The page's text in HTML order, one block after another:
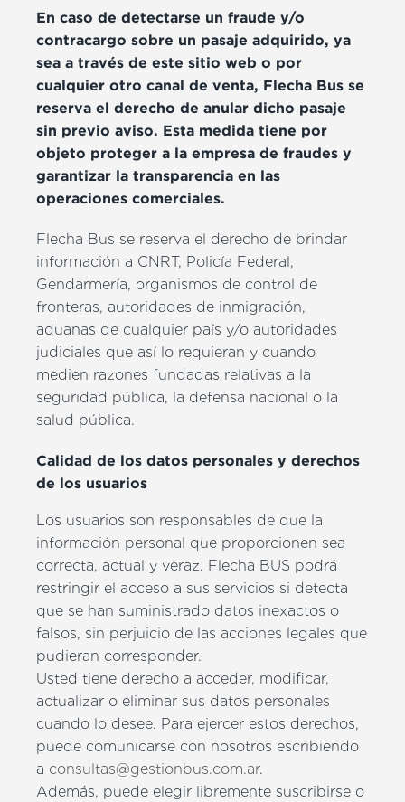
En caso de detectarse un fraude y/o
contracargo sobre un pasaje adquirido, ya
sea a través de este sitio web o por
cualquier otro canal de venta, Flecha Bus se
reserva el derecho de anular dicho pasaje
sin previo aviso. Esta medida tiene por
objeto proteger a la empresa de fraudes y
garantizar la transparencia en las
operaciones comerciales.
Flecha Bus se reserva el derecho de brindar
información a CNRT, Policía Federal,
Gendarmería, organismos de control de
fronteras, autoridades de inmigración,
aduanas de cualquier país y/o autoridades
judiciales que así lo requieran y cuando
medien razones fundadas relativas a la
seguridad pública, la defensa nacional o la
salud pública.
Calidad de los datos personales y derechos
de los usuarios
Los usuarios son responsables de que la
información personal que proporcionen sea
correcta, actual y veraz. Flecha BUS podrá
restringir el acceso a sus servicios si detecta
que se han suministrado datos inexactos o
falsos, sin perjuicio de las acciones legales que
pudieran corresponder.
Usted tiene derecho a acceder, modificar,
actualizar o eliminar sus datos personales
cuando lo desee. Para ejercer estos derechos,
puede comunicarse con nosotros escribiendo
a consultas@gestionbus.com.ar.
Además, puede elegir libremente suscribirse o